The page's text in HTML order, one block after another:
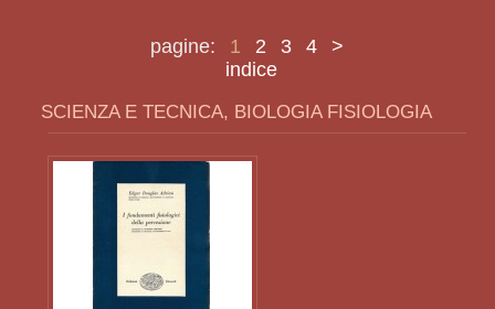
pagine: 1 2 3 4
>
indice
SCIENZA E TECNICA, BIOLOGIA FISIOLOGIA